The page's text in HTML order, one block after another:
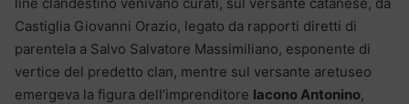
Castiglia Giovanni Orazio, legato da rapporti diretti di
parentela a Salvo Salvatore Massimiliano, esponente di
vertice del predetto clan, mentre sul versante aretuseo
emergeva la figura dell’imprenditore Iacono Antonino,